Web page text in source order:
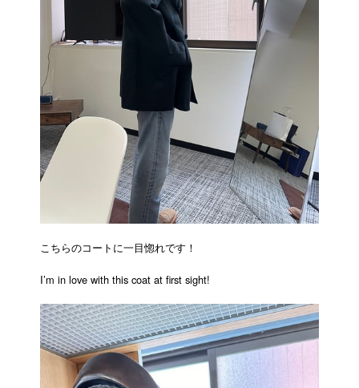
こちらのコートに一目惚れです！
I’m in love with this coat at first sight!